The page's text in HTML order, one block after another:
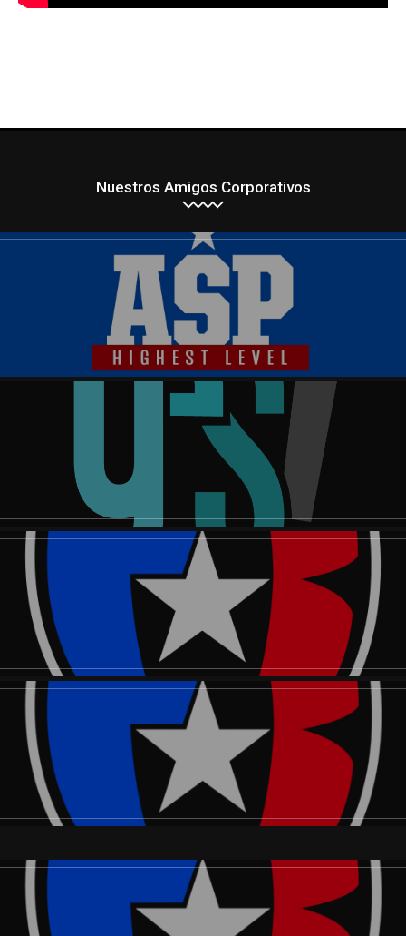
Nuestros Amigos Corporativos